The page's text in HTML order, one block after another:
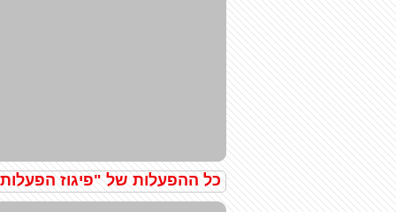
כל ההפעלות של "פיגוז